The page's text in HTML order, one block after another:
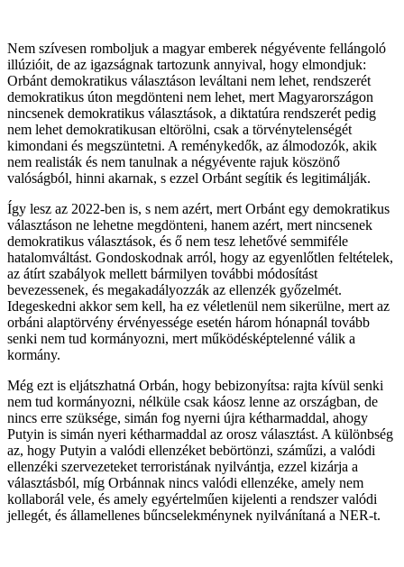
Nem szívesen romboljuk a magyar emberek négyévente fellángoló
illúzióit, de az igazságnak tartozunk annyival, hogy elmondjuk:
Orbánt demokratikus választáson leváltani nem lehet, rendszerét
demokratikus úton megdönteni nem lehet, mert Magyarországon
nincsenek demokratikus választások, a diktatúra rendszerét pedig
nem lehet demokratikusan eltörölni, csak a törvénytelenségét
kimondani és megszüntetni. A reménykedők, az álmodozók, akik
nem realisták és nem tanulnak a négyévente rajuk köszönő
valóságból, hinni akarnak, s ezzel Orbánt segítik és legitimálják.
Így lesz az 2022-ben is, s nem azért, mert Orbánt egy demokratikus
választáson ne lehetne megdönteni, hanem azért, mert nincsenek
demokratikus választások, és ő nem tesz lehetővé semmiféle
hatalomváltást. Gondoskodnak arról, hogy az egyenlőtlen feltételek,
az átírt szabályok mellett bármilyen további módosítást
bevezessenek, és megakadályozzák az ellenzék győzelmét.
Idegeskedni akkor sem kell, ha ez véletlenül nem sikerülne, mert az
orbáni alaptörvény érvényessége esetén három hónapnál tovább
senki nem tud kormányozni, mert működésképtelenné válik a
kormány.
Még ezt is eljátszhatná Orbán, hogy bebizonyítsa: rajta kívül senki
nem tud kormányozni, nélküle csak káosz lenne az országban, de
nincs erre szüksége, simán fog nyerni újra kétharmaddal, ahogy
Putyin is simán nyeri kétharmaddal az orosz választást. A különbség
az, hogy Putyin a valódi ellenzéket bebörtönzi, száműzi, a valódi
ellenzéki szervezeteket terroristának nyilvántja, ezzel kizárja a
választásból, míg Orbánnak nincs valódi ellenzéke, amely nem
kollaborál vele, és amely egyértelműen kijelenti a rendszer valódi
jellegét, és államellenes bűncselekménynek nyilvánítaná a NER-t.